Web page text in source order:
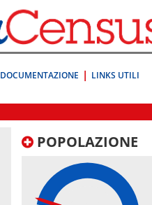
DOCUMENTAZIONE LINKS UTILI
POPOLAZIONE